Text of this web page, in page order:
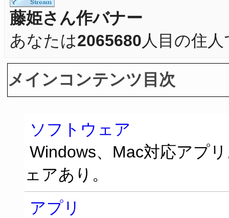
藤姫さん作バナー
あなたは2065680人目の住
メインコンテンツ目次
ソフトウェア
Windows、Mac対応アプ
ェアあり。
アプリ